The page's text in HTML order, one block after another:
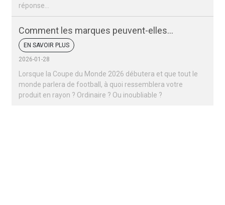
réponse…
Comment les marques peuvent-elles
remporter un succès retentissant lors de la
Coupe du monde 2026 ?
EN SAVOIR PLUS
2026-01-28
Lorsque la Coupe du Monde 2026 débutera et que tout le
monde parlera de football, à quoi ressemblera votre
produit en rayon ? Ordinaire ? Ou inoubliable ?